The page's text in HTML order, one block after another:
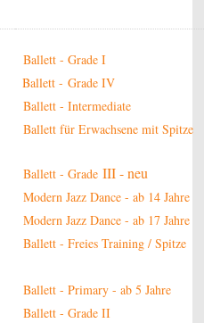
Ballett - Grade I
Ballett - Grade IV
Ballett - Intermediate
Ballett für Erwachsene mit Spitze
Ballett - GradeIII - neu
Modern Jazz Dance - ab 14 Jahre
Modern Jazz Dance - ab 17 Jahre
Ballett - Freies Training / Spitze
Ballett - Primary - ab 5 Jahre
Ballett - Grade II